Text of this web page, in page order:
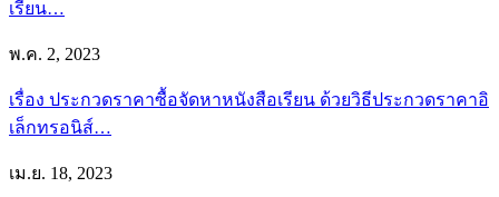
เรียน…
พ.ค. 2, 2023
เรื่อง ประกวดราคาซื้อจัดหาหนังสือเรียน ด้วยวิธีประกวดราคาอิ
เล็กทรอนิส์…
เม.ย. 18, 2023